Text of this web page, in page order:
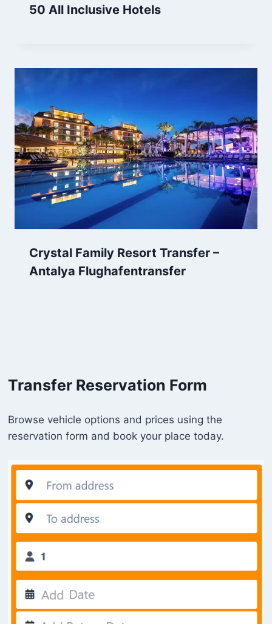
50 All Inclusive Hotels
Crystal Family Resort Transfer –
Antalya Flughafentransfer
Transfer Reservation Form
Browse vehicle options and prices using the
reservation form and book your place today.